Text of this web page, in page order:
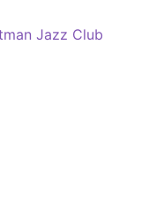
вариаций.